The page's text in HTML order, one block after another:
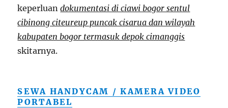
keperluandokumentasi di ciawi bogor sentul
cibinong citeureup puncak cisarua dan wilayah
kabupaten bogor termasuk depok cimanggis
skitarnya.
SEWA HANDYCAM / KAMERA VIDEO
PORTABEL